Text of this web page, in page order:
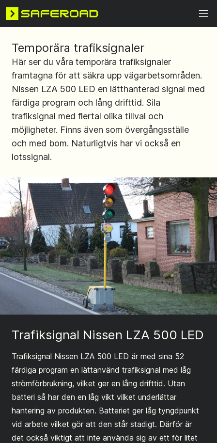
Temporära trafiksignaler
Här ser du våra temporära trafiksignaler
framtagna för att säkra upp vägarbetsområden.
Nissen LZA 500 LED en lätthanterad signal med
färdiga program och lång drifttid. Sila
trafiksignal med flertal olika tillval och
möjligheter. Finns även som övergångsställe
och med bom. Naturligtvis har vi också en
lotssignal.
Trafiksignal Nissen LZA 500 LED
Trafiksignal Nissen LZA 500 LED är med sina 52
färdiga program en lättanvänd trafiksignal med låg
strömförbrukning, vilket ger en lång drifttid. Utan
batteri så har den en låg vikt vilket underlättar
hantering av produkten. Batteriet ger låg tyngdpunkt
vid arbete vilket gör att den står stadigt. Därför är
det också viktigt att inte använda sig av ett för litet